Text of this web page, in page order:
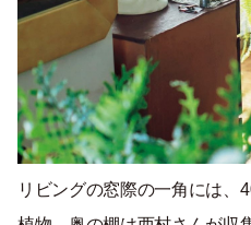
リビングの窓際の一角には、